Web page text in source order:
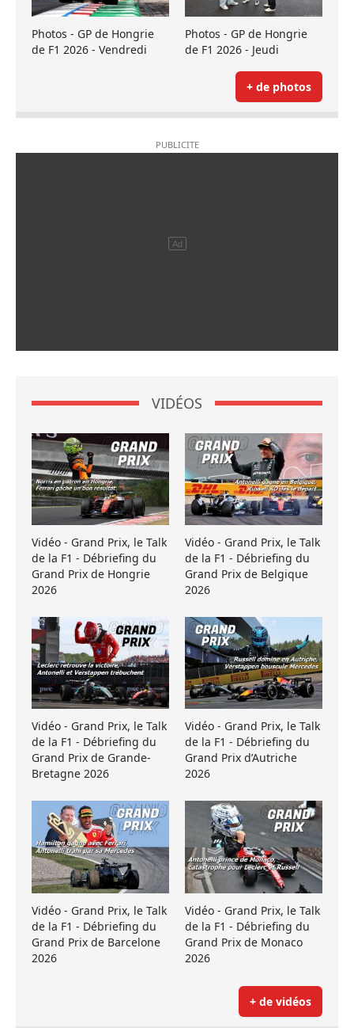
Photos - GP de Hongrie
de F1 2026 - Vendredi
Photos - GP de Hongrie
de F1 2026 - Jeudi
+ de photos
VIDÉOS
Vidéo - Grand Prix, le Talk
de la F1 - Débriefing du
Grand Prix de Hongrie
2026
Vidéo - Grand Prix, le Talk
de la F1 - Débriefing du
Grand Prix de Belgique
2026
Vidéo - Grand Prix, le Talk
de la F1 - Débriefing du
Grand Prix de Grande-
Bretagne 2026
Vidéo - Grand Prix, le Talk
de la F1 - Débriefing du
Grand Prix d’Autriche
2026
Vidéo - Grand Prix, le Talk
de la F1 - Débriefing du
Grand Prix de Barcelone
2026
Vidéo - Grand Prix, le Talk
de la F1 - Débriefing du
Grand Prix de Monaco
2026
+ de vidéos